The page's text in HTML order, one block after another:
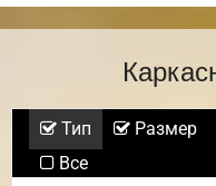
Тип Размер
Все